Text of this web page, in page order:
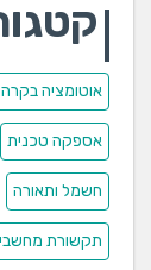
אוטומציה
אספקה טכנית
חשמל ותאורה
תקשורת